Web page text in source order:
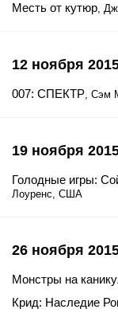
Месть от кутюр,
12 ноября
007: СПЕКТР, Сэм
19 ноября
Голодные игры:
Лоуренс, США
26 ноября
Монстры на
Крид: Наследие